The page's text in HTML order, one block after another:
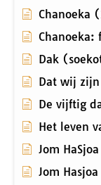
Chanoeka
Chanoeka:
Dak
Dat wij zijn
De vijftig
Het leven
Jom
Jom